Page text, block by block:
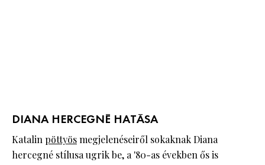
DIANA HERCEGNÉ HATÁSA
Katalin pöttyösmegjelenéseiről sokaknak Diana
hercegné stílusa ugrik be, a '80-as években ős is